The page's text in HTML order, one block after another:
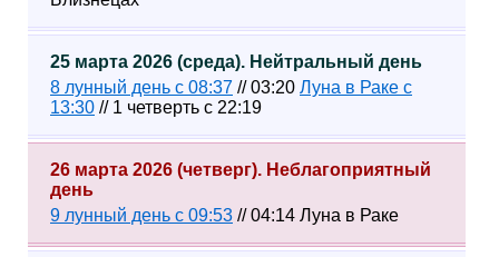
25 марта 2026 (среда). Нейтральный день
8 лунный день с 08:37 // 03:20 Луна в Раке с
13:30 // 1 четверть с 22:19
26 марта 2026 (четверг). Неблагоприятный
день
9 лунный день с 09:53 // 04:14 Луна в Раке